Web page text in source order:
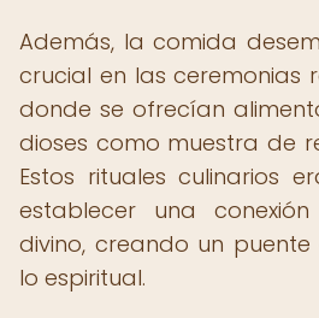
Además, la comida
crucial en las ceremonias
donde se ofrecían
dioses como muestra de
Estos rituales culinarios
establecer una
divino, creando un
lo espiritual.